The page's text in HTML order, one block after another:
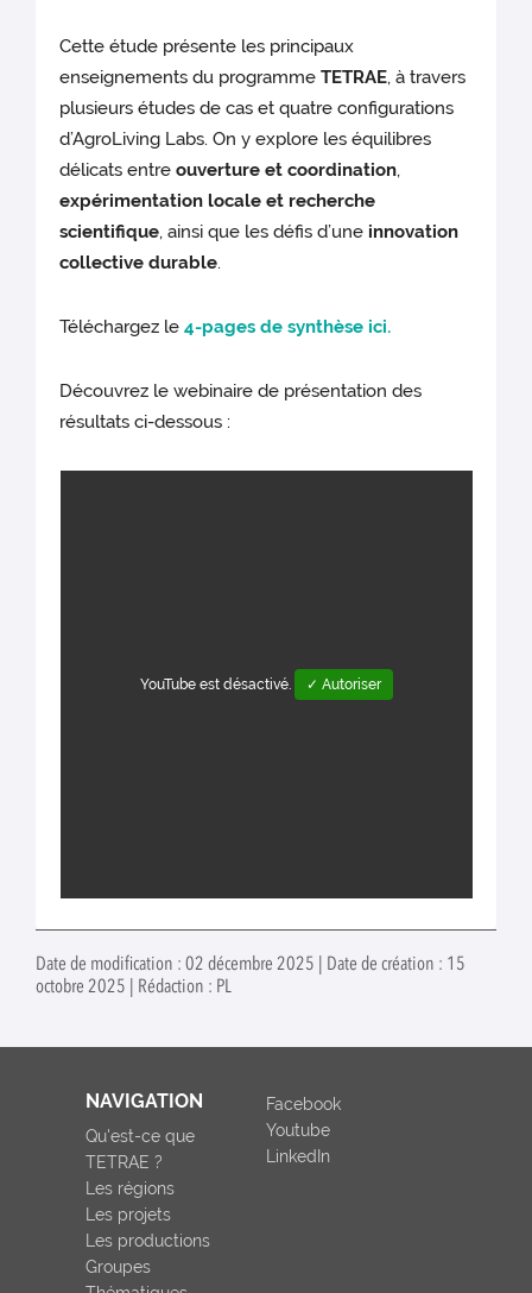
Cette étude présente les principaux
enseignements du programmeTETRAE, à travers
plusieurs études de cas et quatre configurations
d’AgroLiving Labs. On y explore les équilibres
délicats entreouverture et coordination,
expérimentation locale et recherche
scientifique, ainsi que les défis d’une innovation
collective durable.
Téléchargez le4-pages de synthèse ici.
Découvrez le webinaire de présentation des
résultats ci-dessous :
YouTube est désactivé. ✓ Autoriser
Date de modification : 02 décembre 2025 | Date de création : 15
octobre 2025 | Rédaction : PL
NAVIGATION
Qu'est-ce que
TETRAE ?
Les régions
Les projets
Les productions
Groupes
Facebook
Youtube
LinkedIn